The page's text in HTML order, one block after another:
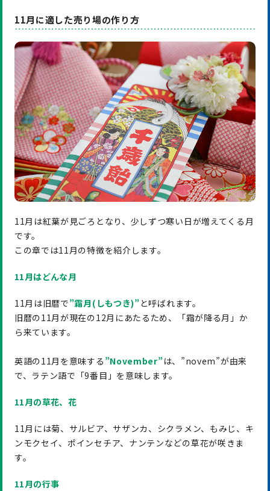
11月に適した売り場の作り方
11月は紅葉が見ごろとなり、少しずつ寒い日が増えてくる月
です。
この章では11月の特徴を紹介します。
11月はどんな月
11月は旧暦で”霜月(しもつき)”と呼ばれます。
旧暦の11月が現在の12月にあたるため、「霜が降る月」か
ら来ています。
英語の11月を意味する ”November”は、”novem”が由来
で、ラテン語で「9番目」を意味します。
11月の草花、花
11月には菊、サルビア、サザンカ、シクラメン、もみじ、キ
ンモクセイ、ポインセチア、ナンテンなどの草花が咲きま
す。
11月の行事